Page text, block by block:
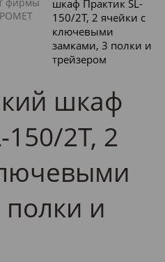
шкаф Практик SL-
150/2Т, 2 ячейки с
ключевыми
замками, 3 полки и
трейзером
шкаф
150/2Т, 2
и